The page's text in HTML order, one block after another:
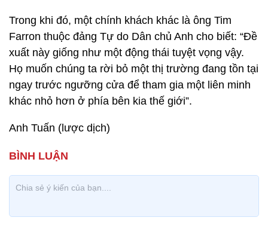
Trong khi đó, một chính khách khác là ông Tim
Farron thuộc đảng Tự do Dân chủ Anh cho biết: “Đề
xuất này giống như một động thái tuyệt vọng vậy.
Họ muốn chúng ta rời bỏ một thị trường đang tồn tại
ngay trước ngưỡng cửa để tham gia một liên minh
khác nhỏ hơn ở phía bên kia thế giới”.
Anh Tuấn (lược dịch)